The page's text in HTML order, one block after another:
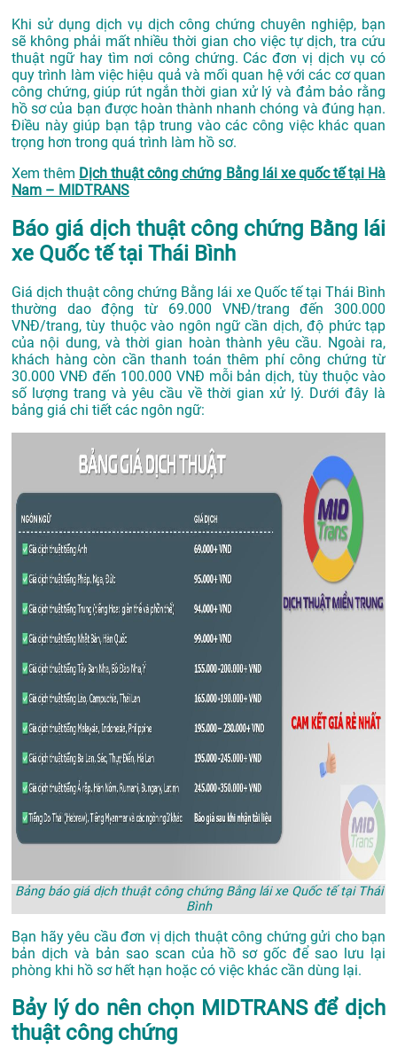
Khi sử dụng dịch vụ dịch công chứng chuyên nghiệp, bạn
sẽ không phải mất nhiều thời gian cho việc tự dịch, tra cứu
thuật ngữ hay tìm nơi công chứng. Các đơn vị dịch vụ có
quy trình làm việc hiệu quả và mối quan hệ với các cơ quan
công chứng, giúp rút ngắn thời gian xử lý và đảm bảo rằng
hồ sơ của bạn được hoàn thành nhanh chóng và đúng hạn.
Điều này giúp bạn tập trung vào các công việc khác quan
trọng hơn trong quá trình làm hồ sơ.
Xem thêm Dịch thuật công chứng Bằng lái xe quốc tế tại Hà
Nam – MIDTRANS
Báo giá dịch thuật công chứng Bằng lái
xe Quốc tế tại Thái Bình
Giá dịch thuật công chứng Bằng lái xe Quốc tế tại Thái Bình
thường dao động từ 69.000 VNĐ/trang đến 300.000
VNĐ/trang, tùy thuộc vào ngôn ngữ cần dịch, độ phức tạp
của nội dung, và thời gian hoàn thành yêu cầu. Ngoài ra,
khách hàng còn cần thanh toán thêm phí công chứng từ
30.000 VNĐ đến 100.000 VNĐ mỗi bản dịch, tùy thuộc vào
số lượng trang và yêu cầu về thời gian xử lý. Dưới đây là
bảng giá chi tiết các ngôn ngữ:
Bảng báo giá dịch thuật công chứng Bằng lái xe Quốc tế tại Thái
Bình
Bạn hãy yêu cầu đơn vị dịch thuật công chứng gửi cho bạn
bản dịch và bản sao scan của hồ sơ gốc để sao lưu lại
phòng khi hồ sơ hết hạn hoặc có việc khác cần dùng lại.
Bảy lý do nên chọn MIDTRANS để dịch
thuật công chứng